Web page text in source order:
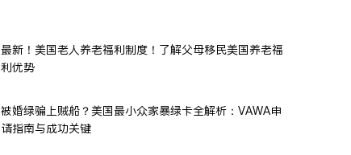
最新！美国老人养老福利制度！了解父母移民美国养老福
利优势
被婚绿骗上贼船？美国最小众家暴绿卡全解析：VAWA申
请指南与成功关键